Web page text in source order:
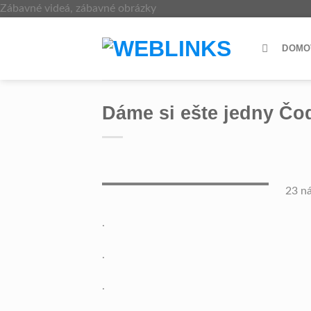
Zábavné videá, zábavné obrázkySkip
content
Dáme si ešte jedny
23
.
.
.